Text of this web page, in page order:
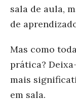
sala de aula,
de
Mas como
prática?
mais
em sala.